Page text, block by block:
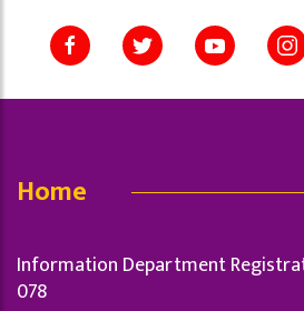
Home
Information Department
078